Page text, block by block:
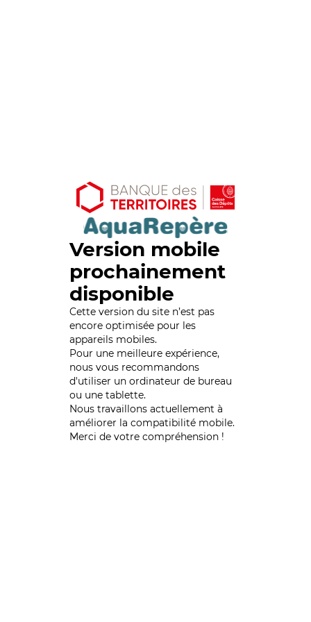
Version mobile
prochainement
disponible
Cette version du site n’est pas
encore optimisée pour les
appareils mobiles.
Pour une meilleure expérience,
nous vous recommandons
d'utiliser un ordinateur de bureau
ou une tablette.
Nous travaillons actuellement à
améliorer la compatibilité mobile.
Merci de votre compréhension !